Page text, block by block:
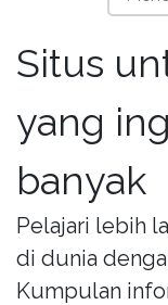
Situs
yang
banyak
Pelajari lebih
di dunia
Kumpulan